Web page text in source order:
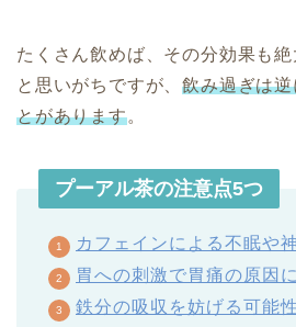
たくさん飲めば、その分効果も絶
と思いがちですが、飲み過ぎは
とがあります。
プーアル茶の注意点5つ
カフェインによる不眠や
胃への刺激で胃痛の原因
鉄分の吸収を妨げる可能性